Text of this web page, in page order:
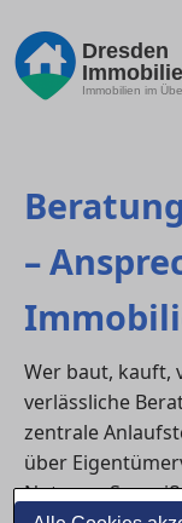
Dresden
Immobilien im
–
Wer baut, kauft,
verlässliche
zentrale
über
Notaren. So